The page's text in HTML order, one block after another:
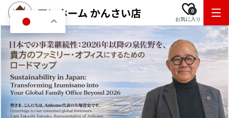
お気に入り
0